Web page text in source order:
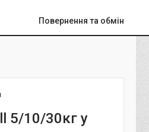
Повернення та обмін
5/10/30кг у